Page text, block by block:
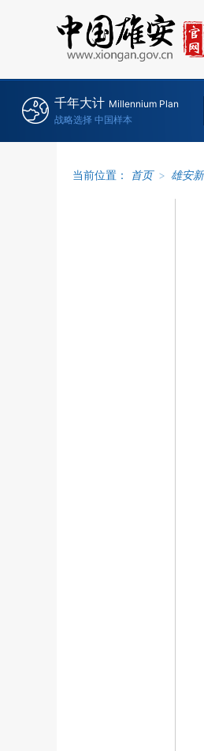
千年大计 Millennium Plan
战略选择 中国样本
当前位置： 首页 > 雄安